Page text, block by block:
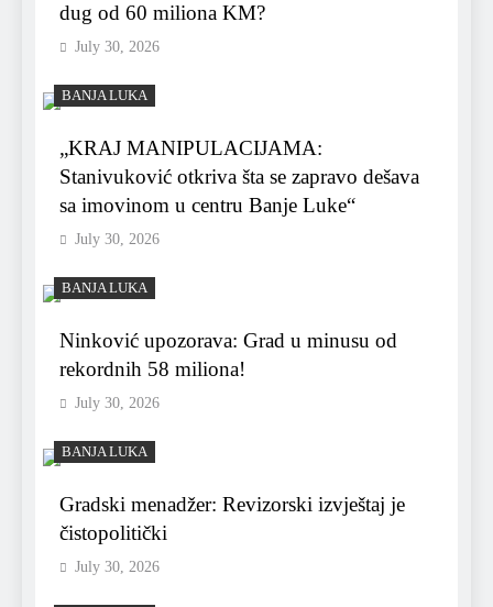
dug od 60 miliona KM?
July 30, 2026
BANJA LUKA
„KRAJ MANIPULACIJAMA:
Stanivuković otkriva šta se zapravo dešava
sa imovinom u centru Banje Luke“
July 30, 2026
BANJA LUKA
Ninković upozorava: Grad u minusu od
rekordnih 58 miliona!
July 30, 2026
BANJA LUKA
Gradski menadžer: Revizorski izvještaj je
čistopolitički
July 30, 2026